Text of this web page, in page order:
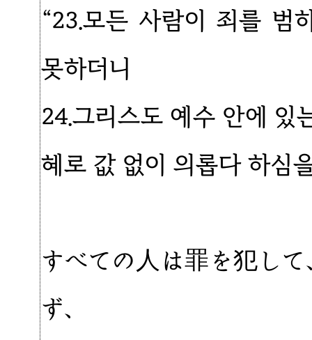
“23.모든 사람이 죄를 범
못하더니
24.그리스도 예수 안에 있
혜로 값 없이 의롭다 하심
すべての人は罪を犯し
ず、